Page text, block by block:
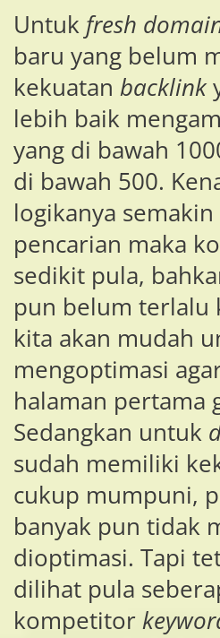
Untuk fresh
baru yang belum
kekuatan backlink
lebih baik
yang di bawah
di bawah 500.
logikanya
pencarian maka
sedikit pula,
pun belum terlalu
kita akan mudah
mengoptimasi
halaman pertama
Sedangkan untuk
sudah memiliki
cukup mumpuni,
banyak pun tidak
dioptimasi. Tapi
dilihat pula
kompetitor